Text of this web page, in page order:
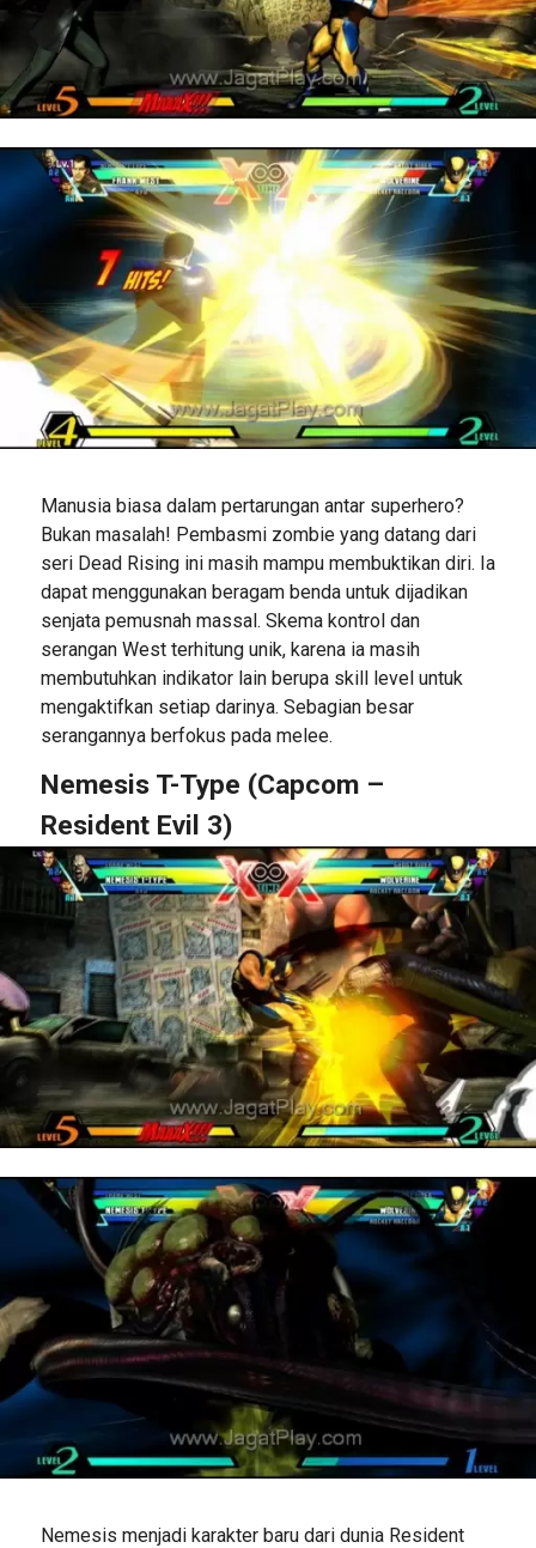
Manusia biasa dalam pertarungan antar superhero?
Bukan masalah! Pembasmi zombie yang datang dari
seri Dead Rising ini masih mampu membuktikan diri. Ia
dapat menggunakan beragam benda untuk dijadikan
senjata pemusnah massal. Skema kontrol dan
serangan West terhitung unik, karena ia masih
membutuhkan indikator lain berupa skill level untuk
mengaktifkan setiap darinya. Sebagian besar
serangannya berfokus pada melee.
Nemesis T-Type (Capcom –
Resident Evil 3)
Nemesis menjadi karakter baru dari dunia Resident